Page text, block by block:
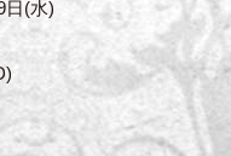
日(水)